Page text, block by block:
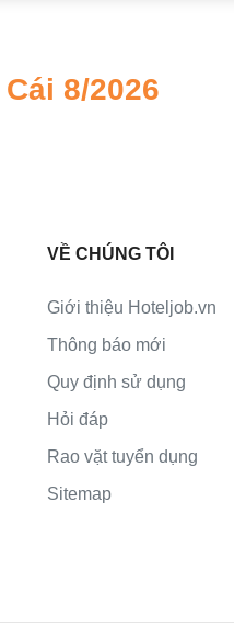
8/2026
VỀ CHÚNG TÔI
Giới thiệu Hoteljob.vn
Thông báo mới
Quy định sử dụng
Hỏi đáp
Rao vặt tuyển dụng
Sitemap